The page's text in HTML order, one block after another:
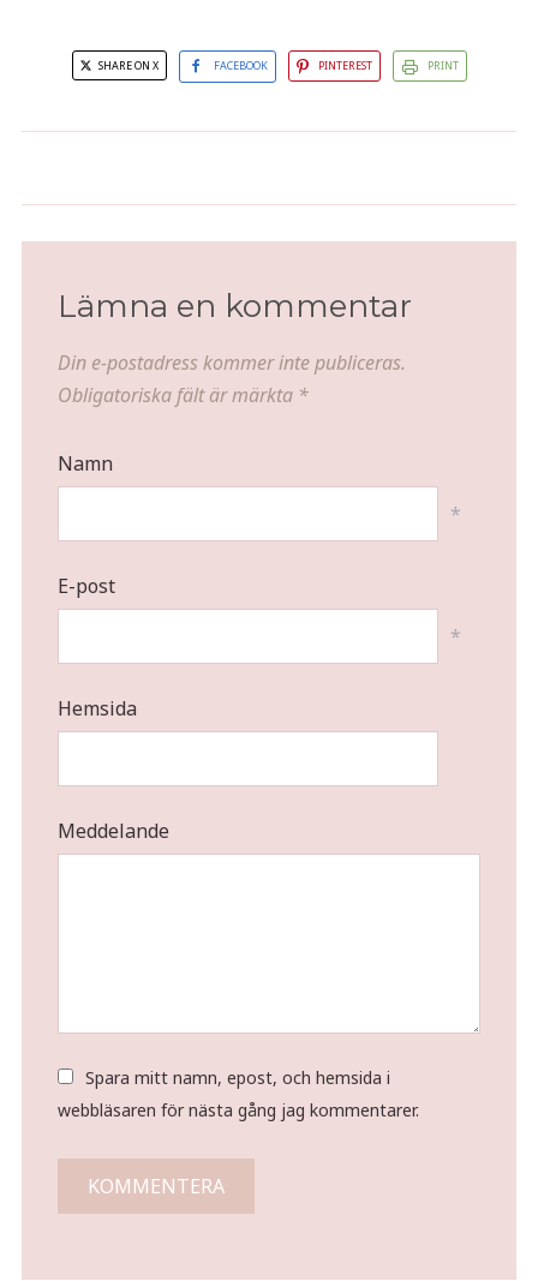
SHARE ON X FACEBOOK PINTEREST PRINT
Lämna en kommentar
Din e-postadress kommer inte publiceras.
Obligatoriska fält är märkta *
Namn
*
E-post
*
Hemsida
Meddelande
Spara mitt namn, epost, och hemsida i
webbläsaren för nästa gång jag kommentarer.